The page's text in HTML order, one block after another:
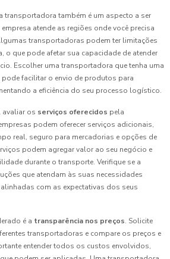
transportadora também é um aspecto a ser
atende as regiões onde você precisa
transportadoras podem ter limitações
o que pode afetar sua capacidade de atender
Escolher uma transportadora que tenha uma
facilitar o envio de produtos para
a eficiência do seu processo logístico.
avaliar os serviços oferecidos pela
podem oferecer serviços adicionais,
real, seguro para mercadorias e opções de
podem agregar valor ao seu negócio e
durante o transporte. Verifique se a
que atendam às suas necessidades
com as expectativas dos seus
é a transparência nos preços. Solicite
transportadoras e compare os preços e
entender todos os custos envolvidos,